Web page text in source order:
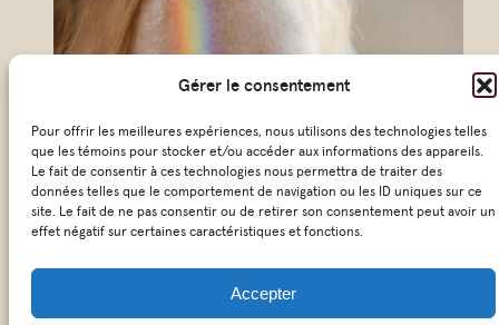
Gérer le consentement
Pour offrir les meilleures expériences, nous utilisons des technologies telles
que les témoins pour stocker et/ou accéder aux informations des appareils.
Le fait de consentir à ces technologies nous permettra de traiter des
données telles que le comportement de navigation ou les ID uniques sur ce
site. Le fait de ne pas consentir ou de retirer son consentement peut avoir un
effet négatif sur certaines caractéristiques et fonctions.
Accepter
i
*